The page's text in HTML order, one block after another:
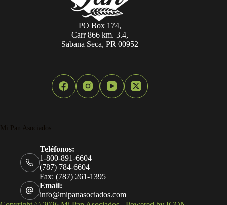
PO Box 174,
Carr 866 km. 3.4,
Sabana Seca, PR 00952
Mi Pan Asociados
Teléfonos:
1-800-891-6604
(787) 784-6604
Fax: (787) 261-1395
Email:
info@mipanasociados.com